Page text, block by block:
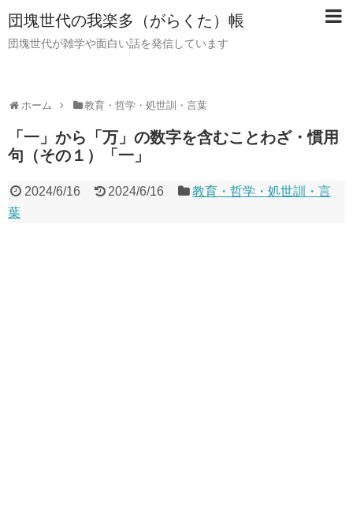
団塊世代の我楽多（がらくた）帳
団塊世代が雑学や面白い話を発信しています
ホーム 教育・哲学・処世訓・言葉
「一」から「万」の数字を含むことわざ・慣用
句（その１）「一」
2024/6/16 2024/6/16
教育・哲学・処世訓・言
葉